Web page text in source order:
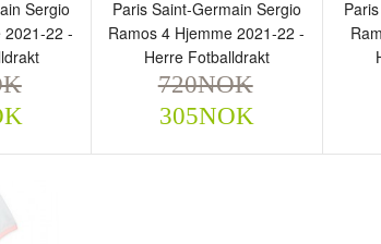
Sergio
2021-22 -
Paris Saint-Germain Sergio
Ramos 4 Hjemme 2021-22 -
Herre Fotballdrakt
720NOK
305NOK